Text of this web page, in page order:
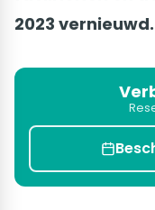
2023 vernieuwd.